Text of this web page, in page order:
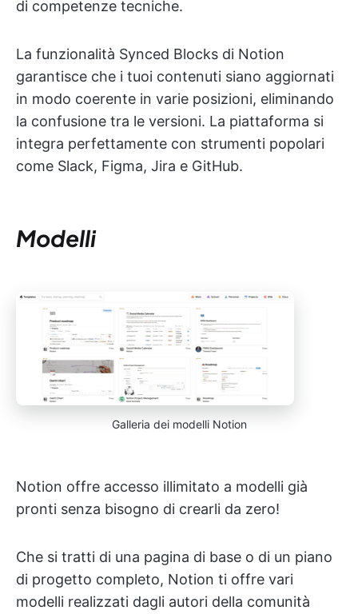
di competenze tecniche.
La funzionalità Synced Blocks di Notion
garantisce che i tuoi contenuti siano aggiornati
in modo coerente in varie posizioni, eliminando
la confusione tra le versioni. La piattaforma si
integra perfettamente con strumenti popolari
come Slack, Figma, Jira e GitHub.
Modelli
Galleria dei modelli Notion
Notion offre accesso illimitato a modelli già
pronti senza bisogno di crearli da zero!
Che si tratti di una pagina di base o di un piano
di progetto completo, Notion ti offre vari
modelli realizzati dagli autori della comunità